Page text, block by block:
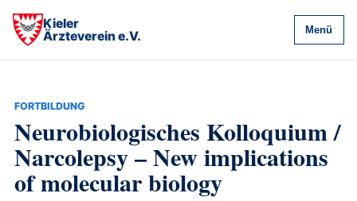
Kieler
Ärzteverein e.V.
Menü
FORTBILDUNG
Neurobiologisches Kolloquium /
Narcolepsy – New implications
of molecular biology